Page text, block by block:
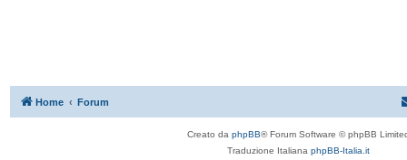
Home Forum
Creato da phpBB® Forum Software © phpBB
Traduzione Italiana phpBB-Italia.it